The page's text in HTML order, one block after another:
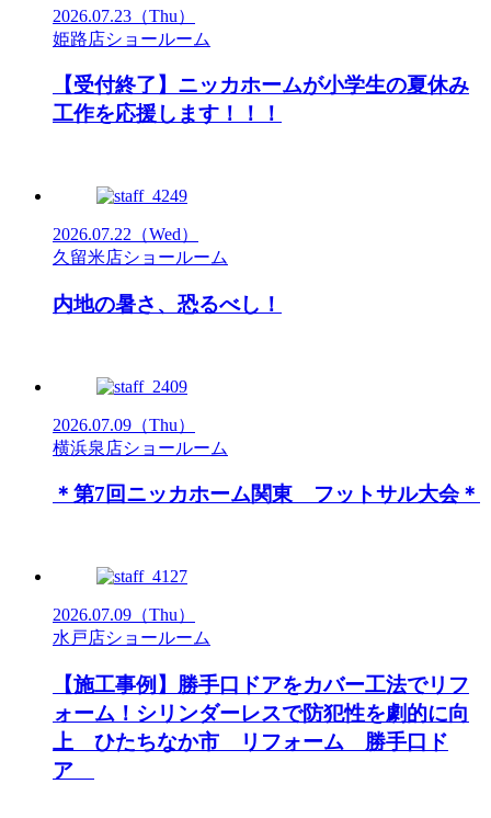
2026.07.23 （Thu）
姫路店ショールーム
【受付終了】ニッカホームが小学生の夏休み
工作を応援します！！！
2026.07.22 （Wed）
久留米店ショールーム
内地の暑さ、恐るべし！
2026.07.09 （Thu）
横浜泉店ショールーム
＊第7回ニッカホーム関東 フットサル大会＊
2026.07.09 （Thu）
水戸店ショールーム
【施工事例】勝手口ドアをカバー工法でリフ
ォーム！シリンダーレスで防犯性を劇的に向
上 ひたちなか市 リフォーム 勝手口ド
ア